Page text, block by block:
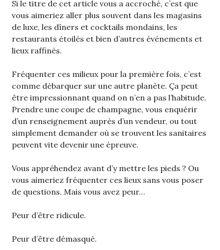
Si le titre de cet article vous a accroché, c’est que
vous aimeriez aller plus souvent dans les magasins
de luxe, les dîners et cocktails mondains, les
restaurants étoilés et bien d’autres événements et
lieux raffinés.
Fréquenter ces milieux pour la première fois, c’est
comme débarquer sur une autre planète. Ça peut
être impressionnant quand on n’en a pas l’habitude.
Prendre une coupe de champagne, vous enquérir
d’un renseignement auprès d’un vendeur, ou tout
simplement demander où se trouvent les sanitaires
peuvent vite devenir une épreuve.
Vous appréhendez avant d’y mettre les pieds ? Ou
vous aimeriez fréquenter ces lieux sans vous poser
de questions. Mais vous avez peur…
Peur d’être ridicule.
Peur d’être démasqué.